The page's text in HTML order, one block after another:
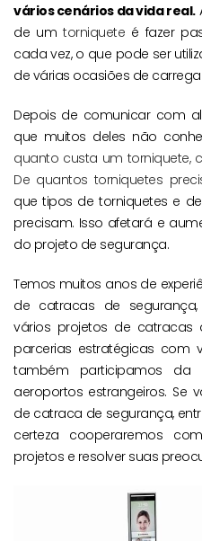
vários cenários da vida real.
de umtorniquete é fazer
cada vez, o que pode ser
de várias ocasiões de
Depois de comunicar com
que muitos deles não
quanto custa um torniquete,
De quantos torniquetes
que tipos de torniquetes e
precisam. Isso afetará e
do projeto de segurança.
Temos muitos anos de
de catracas de
vários projetos de catracas
parcerias estratégicas com
também participamos da
aeroportos estrangeiros. Se
de catraca de segurança,
certeza cooperaremos
projetos e resolver suas